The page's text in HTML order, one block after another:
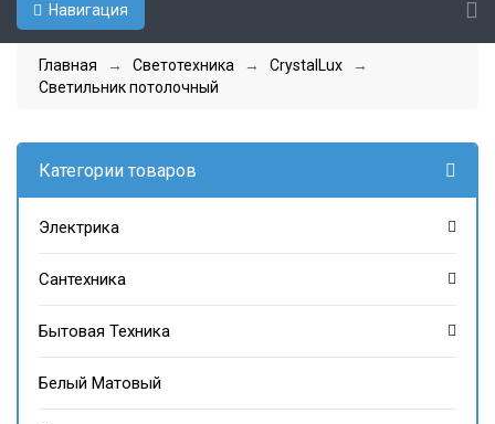
Навигация
Главная → Светотехника → CrystalLux
→
Светильник потолочный
Категории товаров
Электрика
Сантехника
Бытовая Техника
Белый Матовый